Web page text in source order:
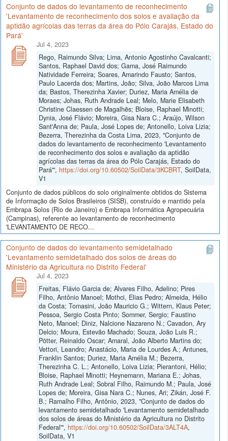
Conjunto de dados do levantamento de reconhecimento
'Levantamento de reconhecimento dos solos e avaliação da
aptidão agrícolas das terras da área do Pólo Carajás, Estado do
Pará'
Jul 4, 2023
Rego, Raimundo Silva; Lima, Antonio Agostinho Cavalcanti;
Santos, Raphael David dos; Gama, José Raimundo
Natividade Ferreira; Soares, Amarindo Fausto; Santos,
Paulo Lacerda dos; Martins, João; Silva, João Marcos Lima
da; Bastos, Therezinha Xavier; Duriez, Maria Amélia de
Moraes; Johas, Ruth Andrade Leal; Melo, Marie Elisabeth
Christine Claessen de Magalhẽs; Bloise, Raphael Minotti;
Dynia, José Flávio; Moreira, Gisa Nara C.; Araújo, Wilson
Sant'Anna de; Paula, José Lopes de; Antonello, Loiva Lizia;
Bezerra, Therezinha da Costa Lima, 2023, "Conjunto de
dados do levantamento de reconhecimento 'Levantamento
de reconhecimento dos solos e avaliação da aptidão
agrícolas das terras da área do Pólo Carajás, Estado do
Pará'", https://doi.org/10.60502/SoilData/3KCBRT, SoilData,
V1
Conjunto de dados públicos do solo originalmente obtidos do Sistema
de Informação de Solos Brasileiros (SISB), construído e mantido pela
Embrapa Solos (Rio de Janeiro) e Embrapa Informática Agropecuária
(Campinas), referente ao levantamento de reconhecimento
'LEVANTAMENTO DE RECO...
Conjunto de dados do levantamento semidetalhado
'Levantamento semidetalhado dos solos de áreas do
Ministério da Agricultura no Distrito Federal'
Jul 4, 2023
Freitas, Flávio Garcia de; Alvares Filho, Adelino; Pires
Filho, Antônio Manoel; Mothci, Elias Pedro; Almeida, Hélio
da Costa; Tomasini, João Mauricio G.; Wittern, Klaus Peter;
Pessoa, Sergio Costa Pinto; Sommer, Sergio; Faustino
Neto, Manoel; Diniz, Nalcione Nazareno N.; Cavadon, Ary
Delcio; Moura, Estevão Machado; Souza, João Luis R.;
Pötter, Reinaldo Oscar; Amaral, João Alberto Martins do;
Vettori, Leandro; Anastácio, Maria de Lourdes A.; Antunes,
Franklin Santos; Duriez, Maria Amélia M.; Bezerra,
Therezinha C. L.; Antonello, Loiva Lizia; Pierantoni, Hélio;
Bloise, Raphael Minotti; Heynemann, Mariana E.; Johas,
Ruth Andrade Leal; Sobral Filho, Raimundo M.; Paula, José
Lopes de; Moreira, Gisa Nara C.; Nunes, Ari; Zikán, José F.
B.; Ramalho Filho, Antônio, 2023, "Conjunto de dados do
levantamento semidetalhado 'Levantamento semidetalhado
dos solos de áreas do Ministério da Agricultura no Distrito
Federal'", https://doi.org/10.60502/SoilData/3ALT4A,
SoilData, V1